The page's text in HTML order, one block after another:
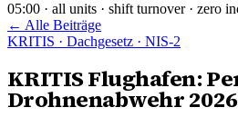
05:00 · all units · shift turnover · zero
← Alle Beiträge
KRITIS · Dachgesetz · NIS-2
KRITIS Flughafen:
Drohnenabwehr 2026